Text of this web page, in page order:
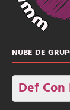
NUBE DE
Def Con